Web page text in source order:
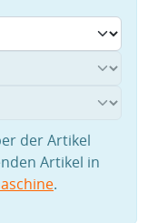
der Artikel
Artikel in
.